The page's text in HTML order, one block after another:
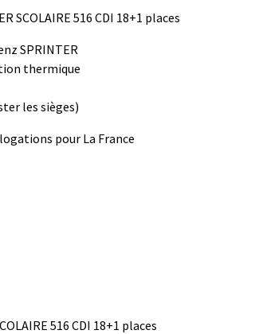
SCOLAIRE 516 CDI 18+1 places
SPRINTER
thermique
les sièges)
pour La France
516 CDI 18+1 places